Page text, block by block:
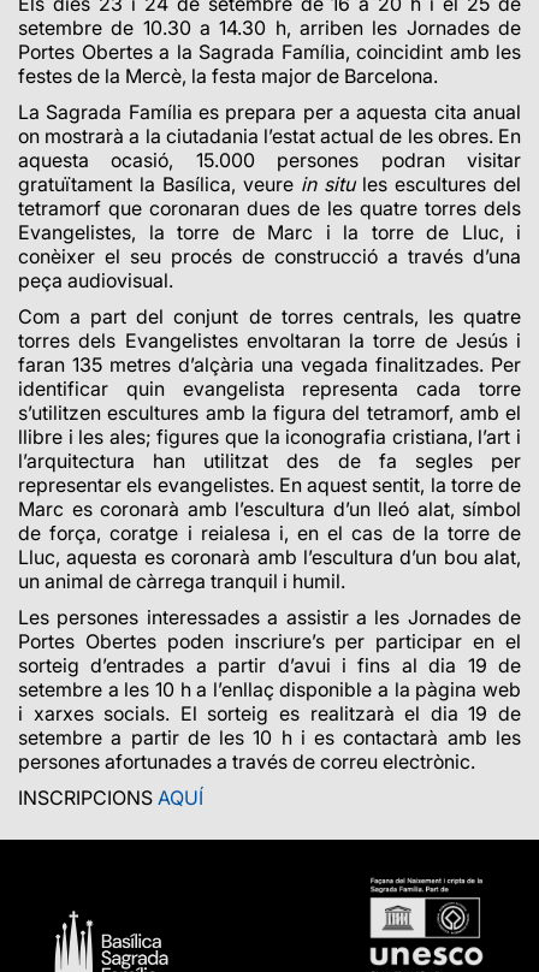
setembre de 10.30 a 14.30 h, arriben les Jornades de
Portes Obertes a la Sagrada Família, coincidint amb les
festes de la Mercè, la festa major de Barcelona.
La Sagrada Família es prepara per a aquesta cita anual
on mostrarà a la ciutadania l’estat actual de les obres. En
aquesta ocasió, 15.000 persones podran visitar
gratuïtament la Basílica, veure in situ les escultures del
tetramorf que coronaran dues de les quatre torres dels
Evangelistes, la torre de Marc i la torre de Lluc, i
conèixer el seu procés de construcció a través d’una
peça audiovisual.
Com a part del conjunt de torres centrals, les quatre
torres dels Evangelistes envoltaran la torre de Jesús i
faran 135 metres d’alçària una vegada finalitzades. Per
identificar quin evangelista representa cada torre
s’utilitzen escultures amb la figura del tetramorf, amb el
llibre i les ales; figures que la iconografia cristiana, l’art i
l’arquitectura han utilitzat des de fa segles per
representar els evangelistes. En aquest sentit, la torre de
Marc es coronarà amb l’escultura d’un lleó alat, símbol
de força, coratge i reialesa i, en el cas de la torre de
Lluc, aquesta es coronarà amb l’escultura d’un bou alat,
un animal de càrrega tranquil i humil.
Les persones interessades a assistir a les Jornades de
Portes Obertes poden inscriure’s per participar en el
sorteig d’entrades a partir d’avui i fins al dia 19 de
setembre a les 10 h a l’enllaç disponible a la pàgina web
i xarxes socials. El sorteig es realitzarà el dia 19 de
setembre a partir de les 10 h i es contactarà amb les
persones afortunades a través de correu electrònic.
INSCRIPCIONS AQUÍ